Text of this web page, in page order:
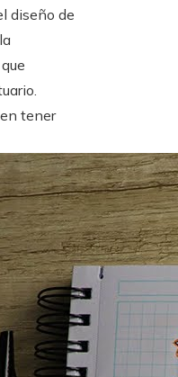
diseño de
tener